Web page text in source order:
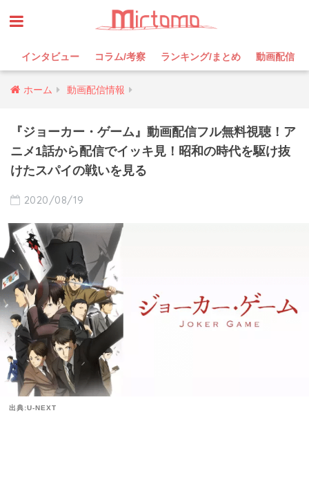
インタビュー コラム/考察 ランキング/まとめ 動画配信
ホーム 動画配信情報
『ジョーカー・ゲーム』動画配信フル無料視聴！ア
ニメ1話から配信でイッキ見！昭和の時代を駆け抜
けたスパイの戦いを見る
2020/08/19
出典:U-NEXT